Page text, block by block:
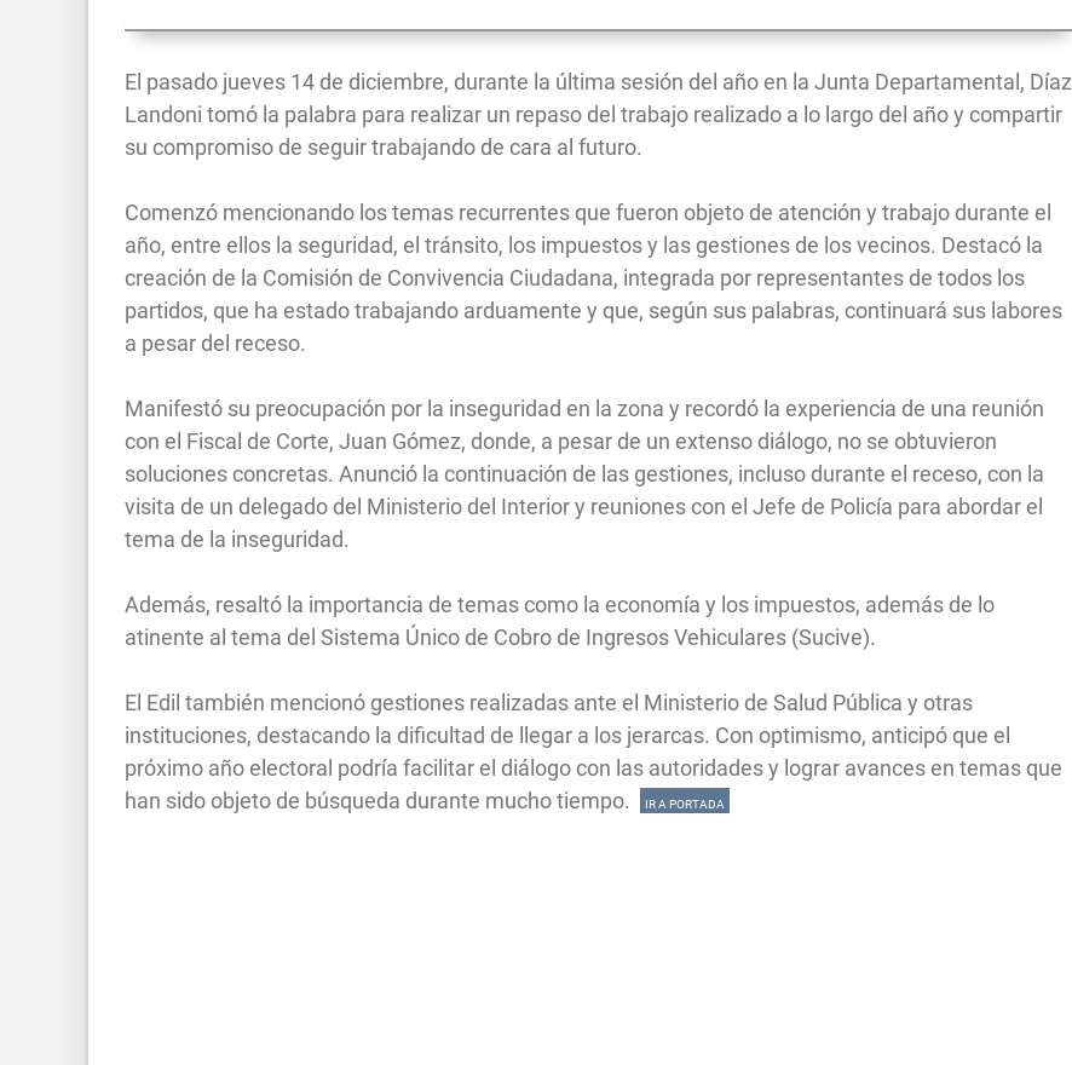
El pasado jueves 14 de diciembre, durante la última sesión del año en la Junta Departamental, Díaz
Landoni tomó la palabra para realizar un repaso del trabajo realizado a lo largo del año y compartir
su compromiso de seguir trabajando de cara al futuro.
Comenzó mencionando los temas recurrentes que fueron objeto de atención y trabajo durante el
año, entre ellos la seguridad, el tránsito, los impuestos y las gestiones de los vecinos. Destacó la
creación de la Comisión de Convivencia Ciudadana, integrada por representantes de todos los
partidos, que ha estado trabajando arduamente y que, según sus palabras, continuará sus labores
a pesar del receso.
Manifestó su preocupación por la inseguridad en la zona y recordó la experiencia de una reunión
con el Fiscal de Corte, Juan Gómez, donde, a pesar de un extenso diálogo, no se obtuvieron
soluciones concretas. Anunció la continuación de las gestiones, incluso durante el receso, con la
visita de un delegado del Ministerio del Interior y reuniones con el Jefe de Policía para abordar el
tema de la inseguridad.
Además, resaltó la importancia de temas como la economía y los impuestos, además de lo
atinente al tema del Sistema Único de Cobro de Ingresos Vehiculares (Sucive).
El Edil también mencionó gestiones realizadas ante el Ministerio de Salud Pública y otras
instituciones, destacando la dificultad de llegar a los jerarcas. Con optimismo, anticipó que el
próximo año electoral podría facilitar el diálogo con las autoridades y lograr avances en temas que
han sido objeto de búsqueda durante mucho tiempo.
IR A PORTADA